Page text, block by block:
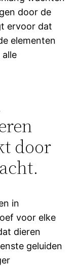
door de
ervoor dat
elementen
door
in
voor elke
dieren
geluiden